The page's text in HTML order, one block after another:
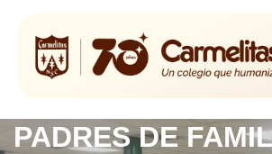
PADRES DE